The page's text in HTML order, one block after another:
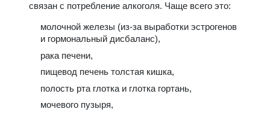
связан с потребление алкоголя. Чаще всего это:
молочной железы (из-за выработки эстрогенов
и гормональный дисбаланс),
рака печени,
пищевод печень толстая кишка,
полость рта глотка и глотка гортань,
мочевого пузыря,